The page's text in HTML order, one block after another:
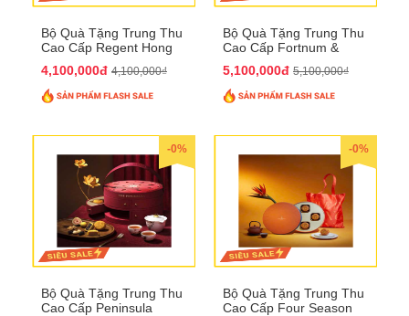
Bộ Quà Tặng Trung Thu
Cao Cấp Regent Hong
4,100,000đ 4,100,000₫
Bộ Quà Tặng Trung Thu
Cao Cấp Fortnum &
5,100,000đ 5,100,000₫
-0%
Bộ Quà Tặng Trung Thu
Cao Cấp Peninsula
-0%
Bộ Quà Tặng Trung Thu
Cao Cấp Four Season